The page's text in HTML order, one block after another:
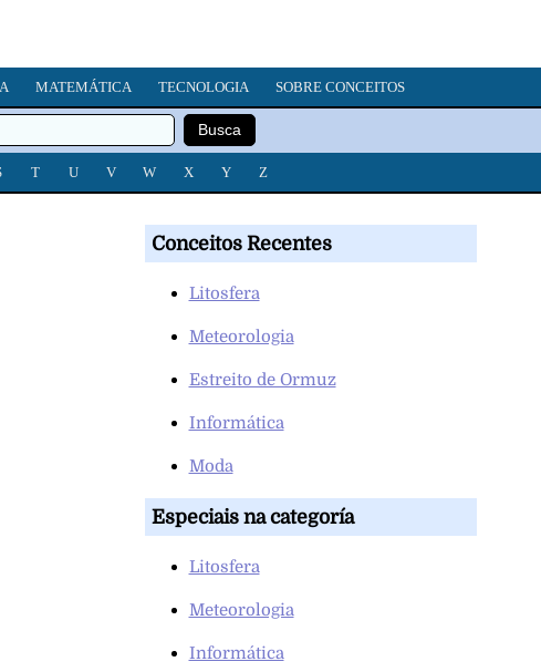
MATEMÁTICA TECNOLOGIA SOBRE CONCEITOS
T U V W X Y Z
Conceitos Recentes
Litosfera
Meteorologia
Estreito de Ormuz
Informática
Moda
Especiais na categoría
Litosfera
Meteorologia
Informática